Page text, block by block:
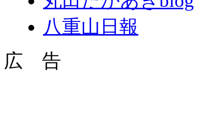
八重山日報
広 告